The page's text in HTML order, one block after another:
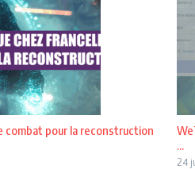
combat pour la reconstruction
...
24